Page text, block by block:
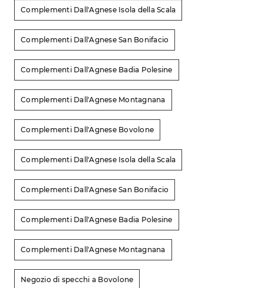
Complementi Dall'Agnese Isola della Scala
Complementi Dall'Agnese San Bonifacio
Complementi Dall'Agnese Badia Polesine
Complementi Dall'Agnese Montagnana
Complementi Dall'Agnese Bovolone
Complementi Dall'Agnese Isola della Scala
Complementi Dall'Agnese San Bonifacio
Complementi Dall'Agnese Badia Polesine
Complementi Dall'Agnese Montagnana
Negozio di specchi a Bovolone